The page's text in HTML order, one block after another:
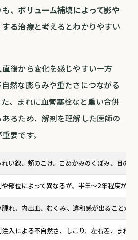
も、ボリューム補填によって影や
する治療と考えるとわかりやすい
後から変化を感じやすい一方
然な膨らみや重たさにつながる
、まれに血管塞栓など重い合併
るため、解剖を理解した医師の
要です。
れい線、頬のこけ、こめかみのくぼみ、目の
や部位によって異なるが、半年〜2年程度が目
腫れ、内出血、むくみ、違和感が出ることが
注入による不自然さ、しこり、左右差、まれ